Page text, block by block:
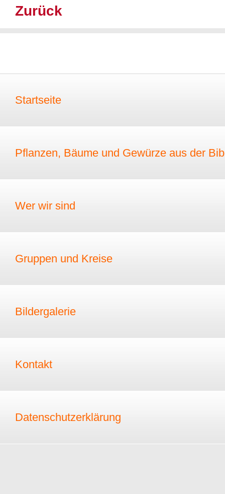
Zurück
Startseite
Pflanzen, Bäume und Gewürze aus der
Wer wir sind
Gruppen und Kreise
Bildergalerie
Kontakt
Datenschutzerklärung